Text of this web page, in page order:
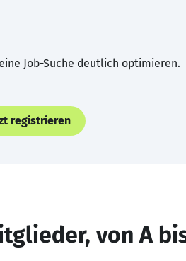
Job-Suche deutlich optimieren.
registrieren
von A